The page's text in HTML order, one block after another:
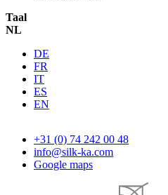
Taal
NL
DE
FR
IT
ES
EN
+31 (0) 74 242 00 48
info@silk-ka.com
Google maps